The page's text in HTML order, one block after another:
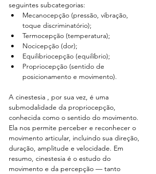
seguintes subcategorias:
Mecanocepção (pressão, vibração,
toque discriminatório);
Termocepção (temperatura);
Nocicepção (dor);
Equilibriocepção (equilíbrio);
Propriocepção (sentido de
posicionamento e movimento).
A cinestesia , por sua vez, é uma
submodalidade da propriocepção,
conhecida como o sentido do movimento.
Ela nos permite perceber e reconhecer o
movimento articular, incluindo sua direção,
duração, amplitude e velocidade. Em
resumo, cinestesia é o estudo do
movimento e da percepção — tanto